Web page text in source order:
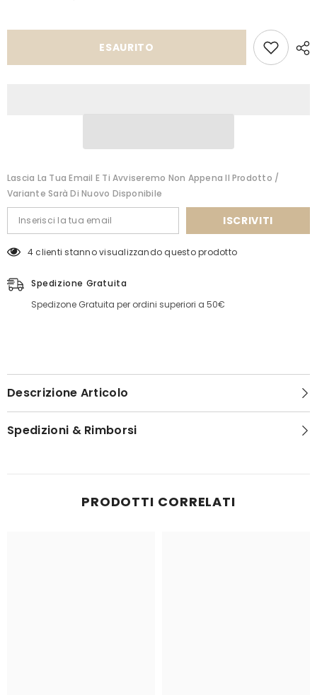
Cervo
ESAURITO
Lascia La Tua Email E Ti Avviseremo Non Appena Il Prodotto /
Variante Sarà Di Nuovo Disponibile
ISCRIVITI
4 clienti stanno visualizzando questo prodotto
Spedizione Gratuita
Spedizone Gratuita per ordini superiori a 50€
Descrizione Articolo
Spedizioni & Rimborsi
PRODOTTI CORRELATI